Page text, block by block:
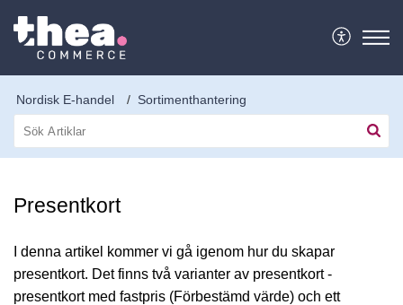
Nordisk E-handel Sortimenthantering
Presentkort
I denna artikel kommer vi gå igenom hur du skapar
presentkort. Det finns två varianter av presentkort -
presentkort med fastpris (Förbestämd värde) och ett